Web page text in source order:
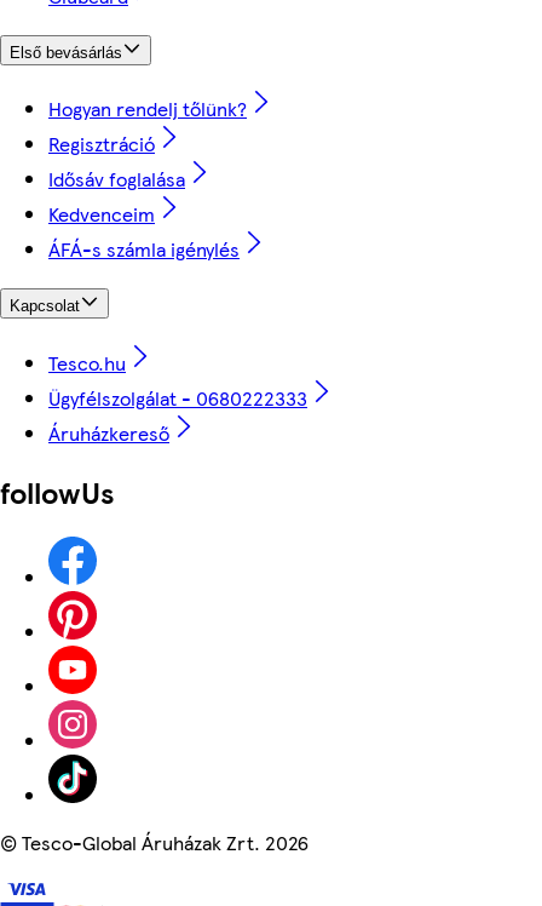
Első bevásárlás
Hogyan rendelj tőlünk?
Regisztráció
Idősáv foglalása
Kedvenceim
ÁFÁ-s számla igénylés
Kapcsolat
Tesco.hu
Ügyfélszolgálat - 0680222333
Áruházkereső
followUs
©Tesco-Global Áruházak Zrt. 2026